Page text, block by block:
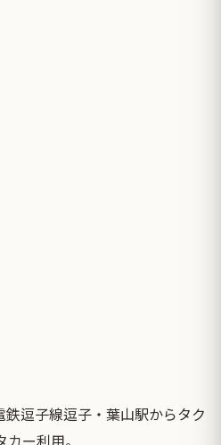
逗子線逗子・葉山駅からタク
ー利用。